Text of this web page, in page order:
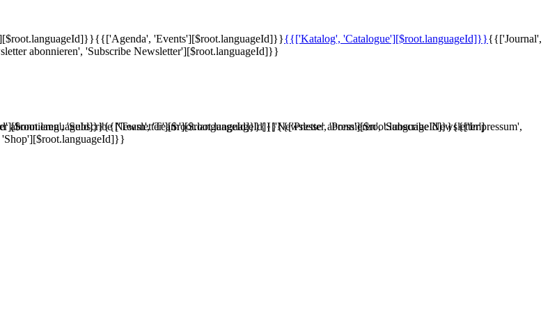
{{['Agenda', 'Events'][$root.languageId]}}{{['Katalog', 'Catalogue'][$root.languageId]}}{{['Journal',
abonnieren', 'Subscribe Newsletter'][$root.languageId]}}
{{['Team', 'Team'][$root.languageId]}}{{['Presse', 'Press'][$root.languageId]}}{{['Impressum',
abonnieren', 'Subscribe Newsletter'][$root.languageId]}}{{['Newsletter abonnieren', 'Subscribe Newsletter']